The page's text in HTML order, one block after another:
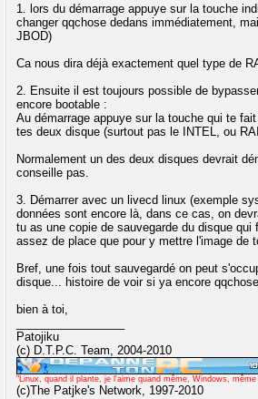
1. lors du démarrage appuye sur la touche
changer qqchose dedans immédiatement,
JBOD)
Ca nous dira déjà exactement quel type de
2. Ensuite il est toujours possible de
encore bootable :
Au démarrage appuye sur la touche qui te
tes deux disque (surtout pas le INTEL, ou
Normalement un des deux disques devrait
conseille pas.
3. Démarrer avec un livecd linux (exemple
données sont encore là, dans ce cas, on
tu as une copie de sauvegarde du disque
assez de place que pour y mettre l'image de
Bref, une fois tout sauvegardé on peut
disque... histoire de voir si ya encore
bien à toi,
Patojiku
(c) D.T.P.C. Team, 2004-2010
"Linux, quand il plante, je l'aime quand même, Windows,
(c)The Patjke's Network, 1997-2010